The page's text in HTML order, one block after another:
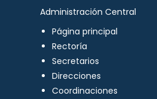
Administración Central
Página principal
Rectoría
Secretarios
Direcciones
Coordinaciones